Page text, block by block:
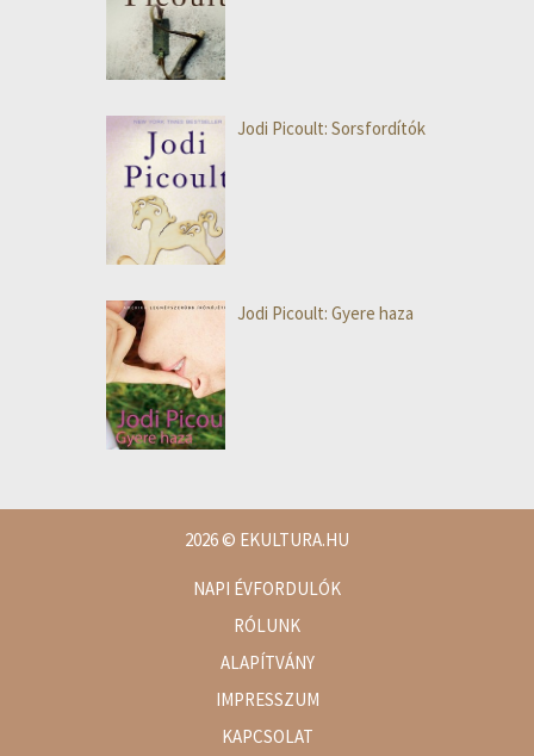
Jodi Picoult: Sorsfordítók
Jodi Picoult: Gyere haza
2026© EKULTURA.HU
NAPI ÉVFORDULÓK
RÓLUNK
ALAPÍTVÁNY
IMPRESSZUM
KAPCSOLAT